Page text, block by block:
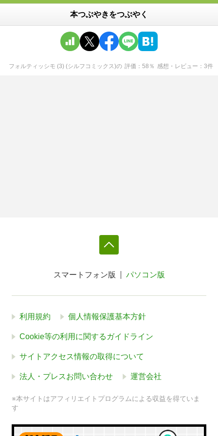
本つぶやきをつぶやく
フォルティッシモ (3) (シルフコミックス)の 評価 58 ％ 感想・レビュー 3件
スマートフォン版 パソコン版
利用規約 個人情報保護基本方針
Cookie等の利用に関するガイドライン
サイトアクセス情報の取得について
法人・プレスお問い合わせ 運営会社
※本サイトはアフィリエイトプログラムによる収益を得ていま
す